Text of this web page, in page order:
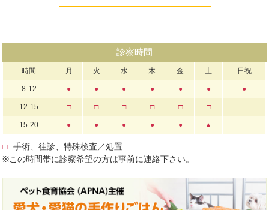
診察時間
時間 月 火 水 木 金 土 日祝
8-12 ● ● ● ● ● ● ●
12-15 □ □ □ □ □ □
15-20 ● ● ● ● ● ▲
□
手術、往診、特殊検査／処置
※この時間帯に診察希望の方は事前に連絡下さい。